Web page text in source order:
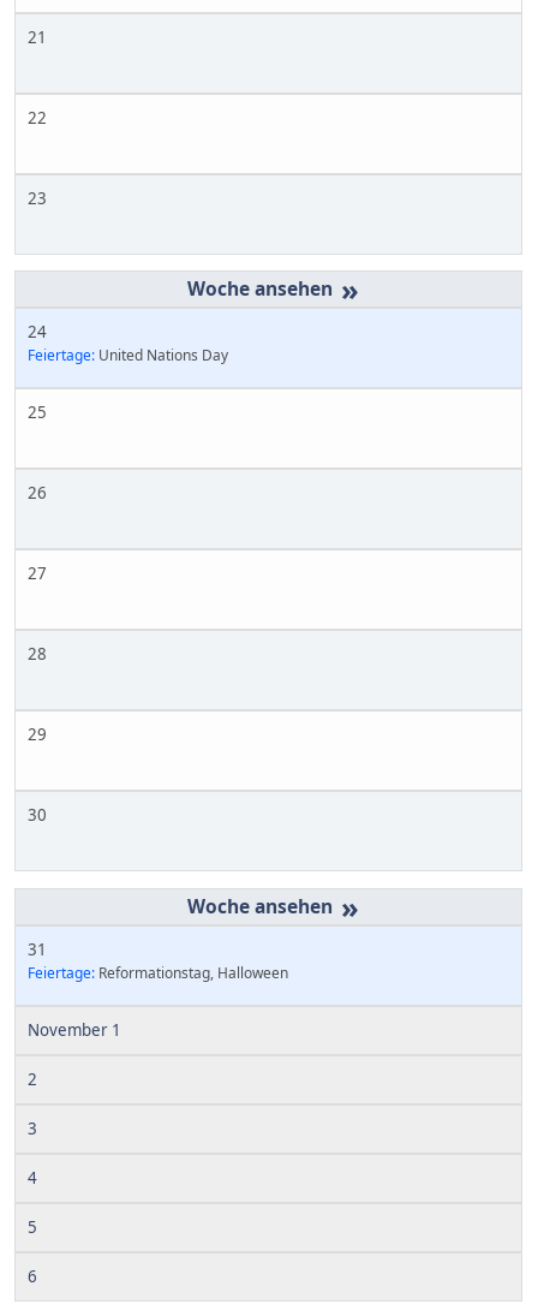
21
22
23
»
24
Feiertage: United Nations Day
25
26
27
28
29
30
»
31
Feiertage: Reformationstag, Halloween
November 1
2
3
4
5
6